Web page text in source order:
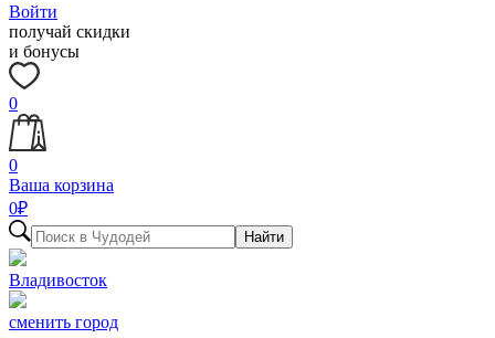
Войти
получай скидки
и бонусы
0
0
Ваша корзина
0₽
Найти
Владивосток
сменить город